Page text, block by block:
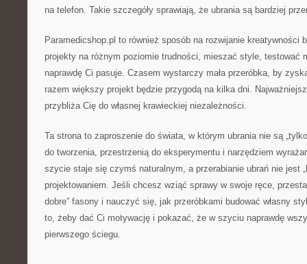
na telefon. Takie szczegóły sprawiają, że ubrania są bardziej
Paramedicshop.pl to również sposób na rozwijanie kreatywności
projekty na różnym poziomie trudności, mieszać style, testować
naprawdę Ci pasuje. Czasem wystarczy mała przeróbka, by
razem większy projekt będzie przygodą na kilka dni.
przybliża Cię do własnej krawieckiej niezależności.
Ta strona to zaproszenie do świata, w którym ubrania nie są
do tworzenia, przestrzenią do eksperymentu i narzędziem
szycie staje się czymś naturalnym, a przerabianie ubrań nie jest
projektowaniem. Jeśli chcesz wziąć sprawy w swoje ręce,
dobre” fasony i nauczyć się, jak przeróbkami budować własny
to, żeby dać Ci motywację i pokazać, że w szyciu naprawdę
pierwszego ściegu.